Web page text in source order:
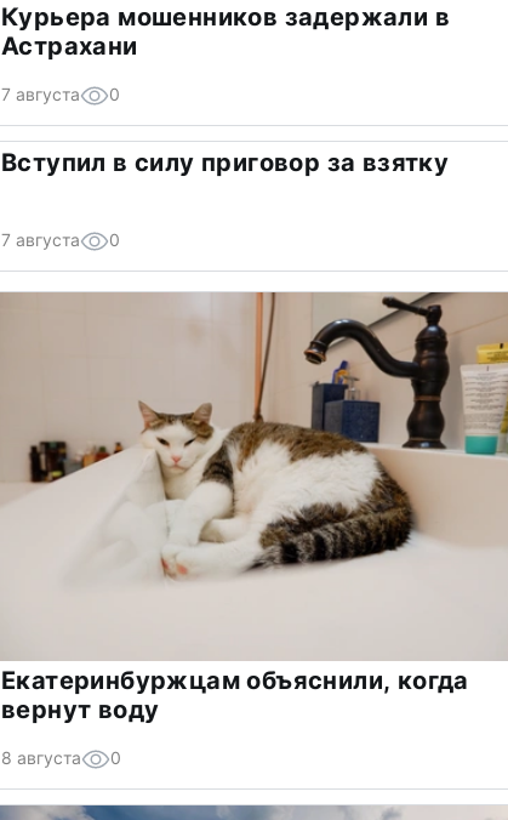
Курьера мошенников задержали в
Астрахани
7 августа 0
Вступил в силу приговор за взятку
7 августа 0
Екатеринбуржцам объяснили, когда
вернут воду
8 августа 0